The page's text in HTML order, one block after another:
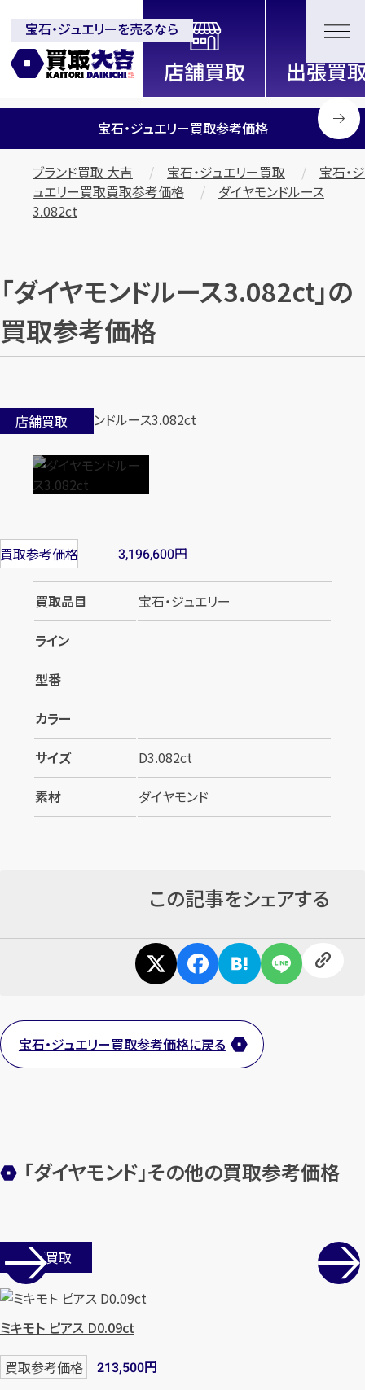
全国2000店舗以上展開中！信頼と実績の買取専門店「買取大
吉」
宝石・ジュエリーを売るなら
最短1分！
宝石・ジュエリー買取参考価格
ブランド買取 大吉 宝石・ジュエリー買取
宝石・ジ
ュエリー買取買取参考価格
ダイヤモンドルース
3.082ct
「ダイヤモンドルース3.082ct」の
買取参考価格
店舗買取
買取参考価格 3,196,600円
買取品目
宝石・ジュエリー
ライン
型番
カラー
サイズ
D3.082ct
素材
ダイヤモンド
この記事をシェアする
宝石・ジュエリー買取参考価格に戻る
「ダイヤモンド」その他の買取参考価格
店舗買取
ミキモト ピアス D0.09ct
買取参考価格 213,500円